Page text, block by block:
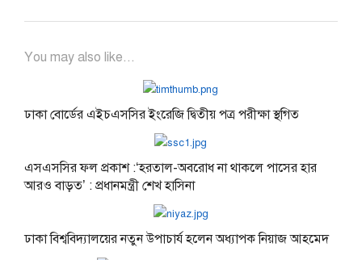
You may also like...
ঢাকা বোর্ডের এইচএসসির ইংরেজি দ্বিতীয় পত্র পরীক্ষা স্থগিত
এসএসসির ফল প্রকাশ :‘হরতাল-অবরোধ না থাকলে পাসের হার
আরও বাড়ত’ : প্রধানমন্ত্রী শেখ হাসিনা
ঢাকা বিশ্ববিদ্যালয়ের নতুন উপাচার্য হলেন অধ্যাপক নিয়াজ আহমেদ